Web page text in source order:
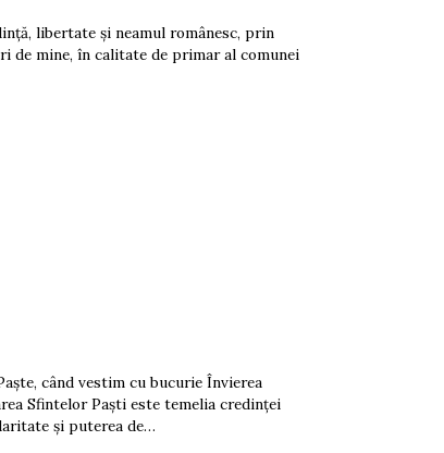
libertate și neamul românesc, prin
de mine, în calitate de primar al comunei
când vestim cu bucurie Învierea
Sfintelor Paști este temelia credinței
și puterea de…